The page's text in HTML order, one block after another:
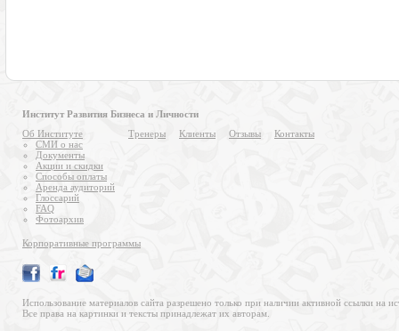
Институт Развития Бизнеса и Личности
Об Институте
СМИ о нас
Документы
Акции и скидки
Способы оплаты
Аренда аудиторий
Глоссарий
FAQ
Фотоархив
Тренеры Клиенты Отзывы Контакты
Корпоративные программы
Использование материалов сайта разрешено только при наличии активной ссылки на
Все права на картинки и тексты принадлежат их авторам.